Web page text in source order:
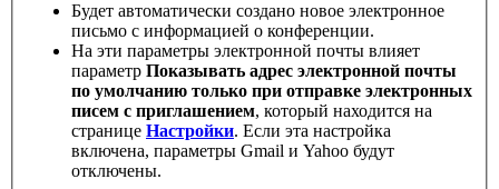
Будет автоматически создано новое электронное
письмо с информацией о конференции.
На эти параметры электронной почты влияет
параметр Показывать адрес электронной почты
по умолчанию только при отправке электронных
писем с приглашением, который находится на
странице Настройки. Если эта настройка
включена, параметры Gmail и Yahoo будут
отключены.